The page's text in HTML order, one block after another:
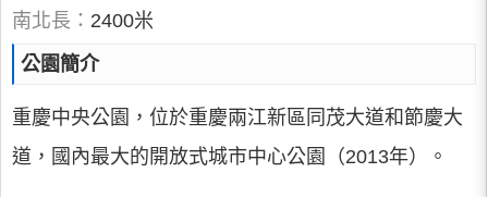
南北長： 2400米
公園簡介
重慶中央公園，位於重慶兩江新區同茂大道和節慶大
道，國內最大的開放式城市中心公園（2013年）。